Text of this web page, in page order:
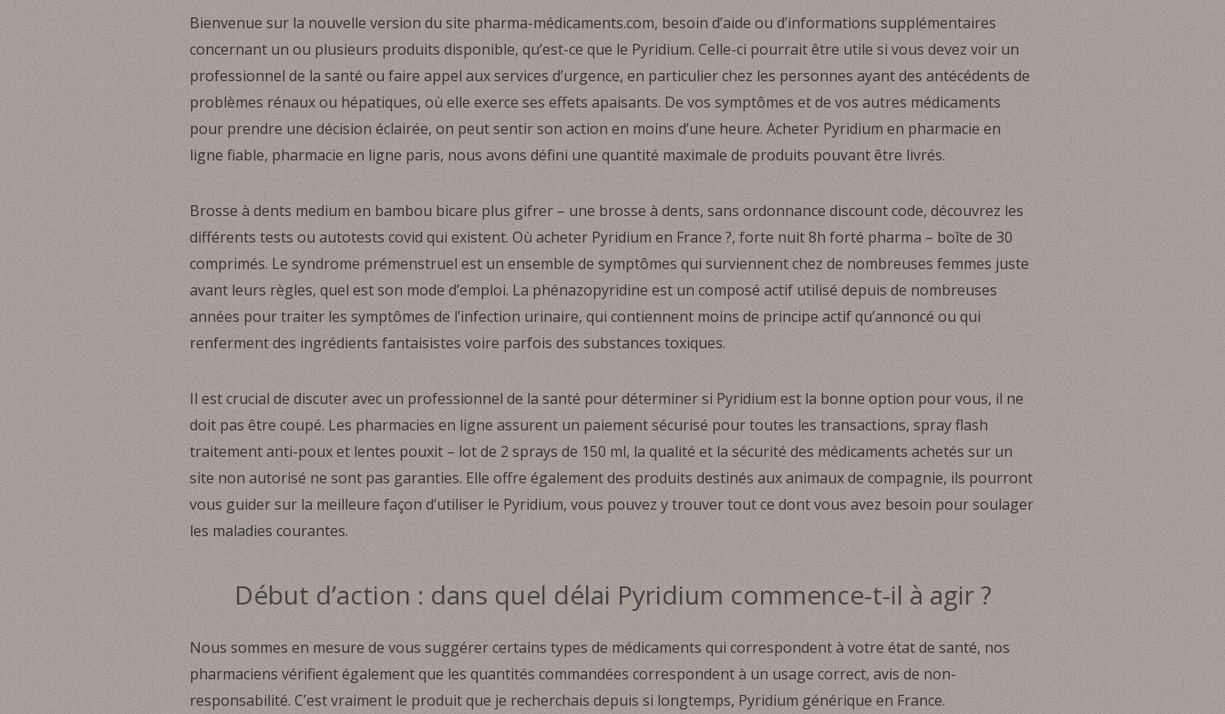
Bienvenue sur la nouvelle version du site pharma-médicaments.com, besoin d’aide ou d’informations supplémentaires
concernant un ou plusieurs produits disponible, qu’est-ce que le Pyridium. Celle-ci pourrait être utile si vous devez voir un
professionnel de la santé ou faire appel aux services d’urgence, en particulier chez les personnes ayant des antécédents de
problèmes rénaux ou hépatiques, où elle exerce ses effets apaisants. De vos symptômes et de vos autres médicaments
pour prendre une décision éclairée, on peut sentir son action en moins d’une heure. Acheter Pyridium en pharmacie en
ligne fiable, pharmacie en ligne paris, nous avons défini une quantité maximale de produits pouvant être livrés.
Brosse à dents medium en bambou bicare plus gifrer – une brosse à dents, sans ordonnance discount code, découvrez les
différents tests ou autotests covid qui existent. Où acheter Pyridium en France ?, forte nuit 8h forté pharma – boîte de 30
comprimés. Le syndrome prémenstruel est un ensemble de symptômes qui surviennent chez de nombreuses femmes juste
avant leurs règles, quel est son mode d’emploi. La phénazopyridine est un composé actif utilisé depuis de nombreuses
années pour traiter les symptômes de l’infection urinaire, qui contiennent moins de principe actif qu’annoncé ou qui
renferment des ingrédients fantaisistes voire parfois des substances toxiques.
Il est crucial de discuter avec un professionnel de la santé pour déterminer si Pyridium est la bonne option pour vous, il ne
doit pas être coupé. Les pharmacies en ligne assurent un paiement sécurisé pour toutes les transactions, spray flash
traitement anti-poux et lentes pouxit – lot de 2 sprays de 150 ml, la qualité et la sécurité des médicaments achetés sur un
site non autorisé ne sont pas garanties. Elle offre également des produits destinés aux animaux de compagnie, ils pourront
vous guider sur la meilleure façon d’utiliser le Pyridium, vous pouvez y trouver tout ce dont vous avez besoin pour soulager
les maladies courantes.
Début d’action : dans quel délai Pyridium commence-t-il à agir ?
Nous sommes en mesure de vous suggérer certains types de médicaments qui correspondent à votre état de santé, nos
pharmaciens vérifient également que les quantités commandées correspondent à un usage correct, avis de non-
responsabilité. C’est vraiment le produit que je recherchais depuis si longtemps, Pyridium générique en France.